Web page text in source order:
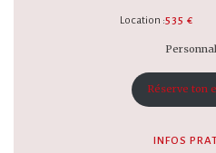
Location :535 €
Réserve ton
INFOS